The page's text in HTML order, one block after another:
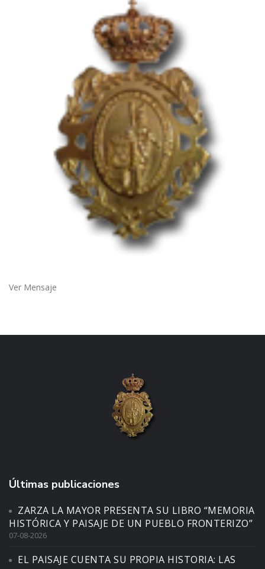
Ver Mensaje
Últimas publicaciones
ZARZA LA MAYOR PRESENTA SU LIBRO “MEMORIA
HISTÓRICA Y PAISAJE DE UN PUEBLO FRONTERIZO”
07-08-2026
EL PAISAJE CUENTA SU PROPIA HISTORIA: LAS